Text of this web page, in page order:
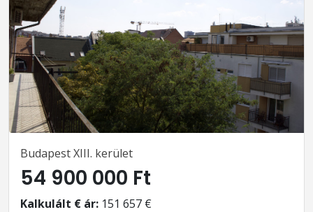
Budapest XIII. kerület
54 900 000 Ft
Kalkulált € ár: 151 657 €